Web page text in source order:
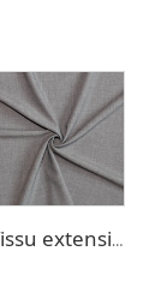
Tissu extensible pour pantalon TR